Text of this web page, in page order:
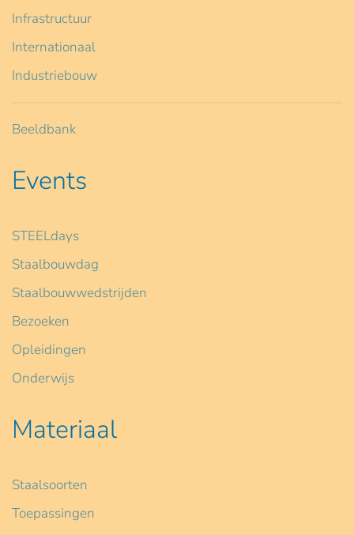
Infrastructuur
Internationaal
Industriebouw
Beeldbank
Events
STEELdays
Staalbouwdag
Staalbouwwedstrijden
Bezoeken
Opleidingen
Onderwijs
Materiaal
Staalsoorten
Toepassingen